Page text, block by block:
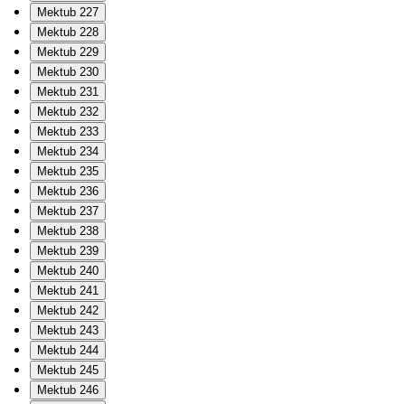
Mektub 227
Mektub 228
Mektub 229
Mektub 230
Mektub 231
Mektub 232
Mektub 233
Mektub 234
Mektub 235
Mektub 236
Mektub 237
Mektub 238
Mektub 239
Mektub 240
Mektub 241
Mektub 242
Mektub 243
Mektub 244
Mektub 245
Mektub 246